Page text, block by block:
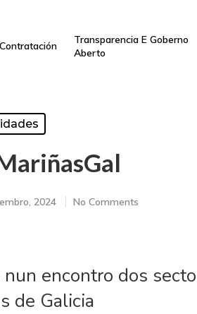
Contratación
Transparencia E Goberno
Aberto
2024 No Comments
encontro dos
de Galicia